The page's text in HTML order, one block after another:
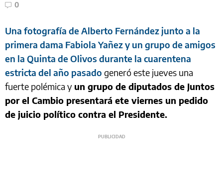
0
Una fotografía de Alberto Fernández junto a la
primera dama Fabiola Yañez y un grupo de amigos
en la Quinta de Olivos durante la cuarentena
estricta del año pasado generó este jueves una
fuerte polémica y un grupo de diputados de Juntos
por el Cambio presentará ete viernes un pedido
de juicio político contra el Presidente.